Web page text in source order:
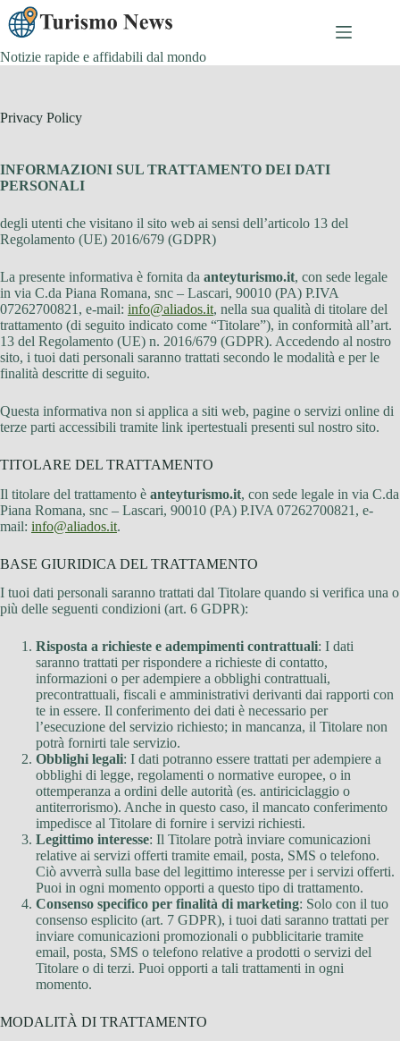
Skip
to
content
Notizie rapide e affidabili dal mondo
Privacy Policy
INFORMAZIONI SUL TRATTAMENTO DEI DATI
PERSONALI
degli utenti che visitano il sito web ai sensi dell’articolo 13 del
Regolamento (UE) 2016/679 (GDPR)
La presente informativa è fornita da anteyturismo.it, con sede legale
in via C.da Piana Romana, snc – Lascari, 90010 (PA) P.IVA
07262700821, e-mail: info@aliados.it, nella sua qualità di titolare del
trattamento (di seguito indicato come “Titolare”), in conformità all’art.
13 del Regolamento (UE) n. 2016/679 (GDPR). Accedendo al nostro
sito, i tuoi dati personali saranno trattati secondo le modalità e per le
finalità descritte di seguito.
Questa informativa non si applica a siti web, pagine o servizi online di
terze parti accessibili tramite link ipertestuali presenti sul nostro sito.
TITOLARE DEL TRATTAMENTO
Il titolare del trattamento è anteyturismo.it, con sede legale in via C.da
Piana Romana, snc – Lascari, 90010 (PA) P.IVA 07262700821, e-
mail: info@aliados.it.
BASE GIURIDICA DEL TRATTAMENTO
I tuoi dati personali saranno trattati dal Titolare quando si verifica una o
più delle seguenti condizioni (art. 6 GDPR):
Risposta a richieste e adempimenti contrattuali: I dati
saranno trattati per rispondere a richieste di contatto,
informazioni o per adempiere a obblighi contrattuali,
precontrattuali, fiscali e amministrativi derivanti dai rapporti con
te in essere. Il conferimento dei dati è necessario per
l’esecuzione del servizio richiesto; in mancanza, il Titolare non
potrà fornirti tale servizio.
Obblighi legali: I dati potranno essere trattati per adempiere a
obblighi di legge, regolamenti o normative europee, o in
ottemperanza a ordini delle autorità (es. antiriciclaggio o
antiterrorismo). Anche in questo caso, il mancato conferimento
impedisce al Titolare di fornire i servizi richiesti.
Legittimo interesse: Il Titolare potrà inviare comunicazioni
relative ai servizi offerti tramite email, posta, SMS o telefono.
Ciò avverrà sulla base del legittimo interesse per i servizi offerti.
Puoi in ogni momento opporti a questo tipo di trattamento.
Consenso specifico per finalità di marketing: Solo con il tuo
consenso esplicito (art. 7 GDPR), i tuoi dati saranno trattati per
inviare comunicazioni promozionali o pubblicitarie tramite
email, posta, SMS o telefono relative a prodotti o servizi del
Titolare o di terzi. Puoi opporti a tali trattamenti in ogni
momento.
MODALITÀ DI TRATTAMENTO